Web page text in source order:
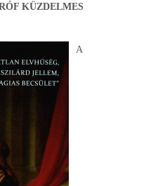
KÜZDELMES
A